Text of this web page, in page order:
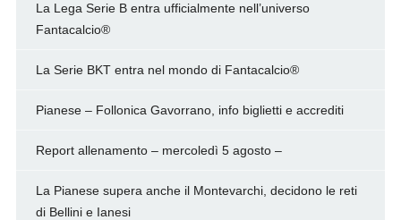
La Lega Serie B entra ufficialmente nell’universo
Fantacalcio®
La Serie BKT entra nel mondo di Fantacalcio®
Pianese – Follonica Gavorrano, info biglietti e accrediti
Report allenamento – mercoledì 5 agosto –
La Pianese supera anche il Montevarchi, decidono le reti
di Bellini e Ianesi